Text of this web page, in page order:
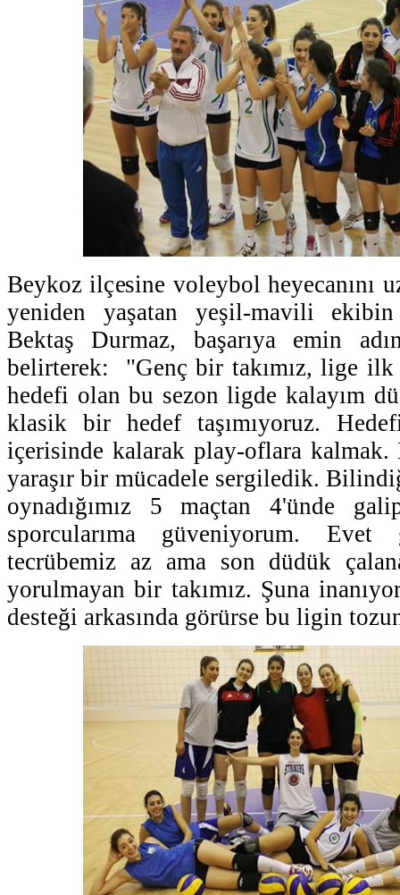
Beykoz ilçesine voleybol heyecanını
yeniden yaşatan yeşil-mavili
Bektaş Durmaz, başarıya emin
belirterek: "Genç bir takımız, lige ilk
hedefi olan bu sezon ligde kalayım
klasik bir hedef taşımıyoruz.
içerisinde kalarak play-oflara kalmak.
yaraşır bir mücadele sergiledik.
oynadığımız 5 maçtan 4'ünde
sporcularıma güveniyorum.
tecrübemiz az ama son düdük
yorulmayan bir takımız. Şuna
desteği arkasında görürse bu ligin